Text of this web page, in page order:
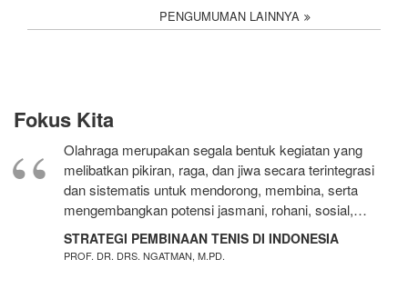
PENGUMUMAN LAINNYA
Fokus Kita
Olahraga merupakan segala bentuk kegiatan yang
melibatkan pikiran, raga, dan jiwa secara terintegrasi
dan sistematis untuk mendorong, membina, serta
mengembangkan potensi jasmani, rohani, sosial,…
STRATEGI PEMBINAAN TENIS DI INDONESIA
PROF. DR. DRS. NGATMAN, M.PD.